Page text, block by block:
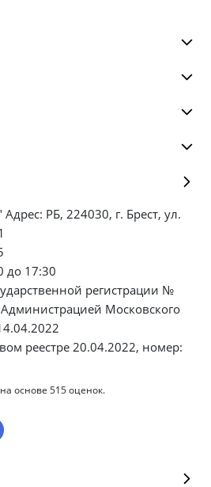
РБ, 224030, г. Брест, ул.
до 17:30
регистрации №
Московского
реестре 20.04.2022, номер:
на основе 515оценок.